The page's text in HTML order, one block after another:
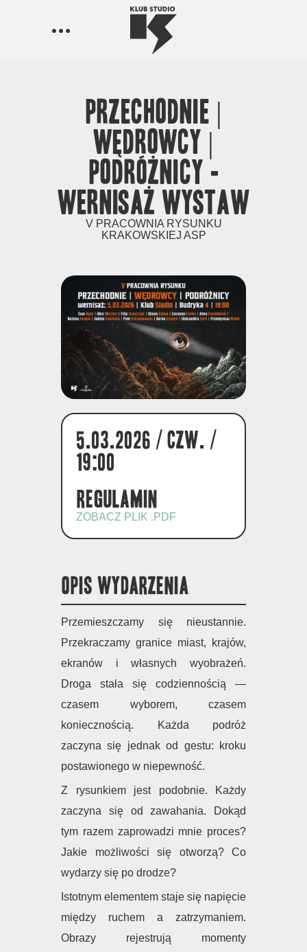
PRZECHODNIE |
WĘDROWCY |
PODRÓŻNICY -
Wernisaż wystaw
V PRACOWNIA RYSUNKU
KRAKOWSKIEJ ASP
5.03.2026 / czw. /
19:00
Regulamin
ZOBACZ PLIK .PDF
OPIS WYDARZENIA
Przemieszczamy się nieustannie.
Przekraczamy granice miast, krajów,
ekranów i własnych wyobrażeń.
Droga stała się codziennością —
czasem wyborem, czasem
koniecznością. Każda podróż
zaczyna się jednak od gestu: kroku
postawionego w niepewność.
Z rysunkiem jest podobnie. Każdy
zaczyna się od zawahania. Dokąd
tym razem zaprowadzi mnie proces?
Jakie możliwości się otworzą? Co
wydarzy się po drodze?
Istotnym elementem staje się napięcie
między ruchem a zatrzymaniem.
Obrazy rejestrują momenty